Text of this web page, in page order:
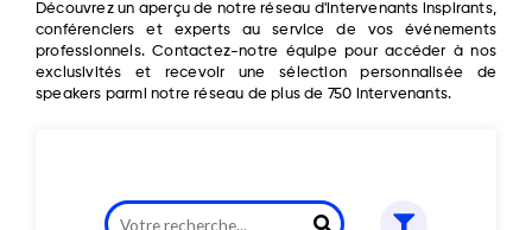
Découvrez un aperçu de notre réseau d'intervenants inspirants,
conférenciers et experts au service de vos événements
professionnels. Contactez-notre équipe pour accéder à nos
exclusivités et recevoir une sélection personnalisée de
speakers parmi notre réseau de plus de 750 intervenants.